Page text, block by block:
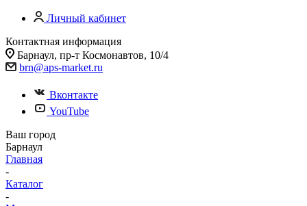
Личный кабинет
Контактная информация
Барнаул, пр-т Космонавтов, 10/4
brn@aps-market.ru
Вконтакте
YouTube
Ваш город
Барнаул
Главная
-
Каталог
-